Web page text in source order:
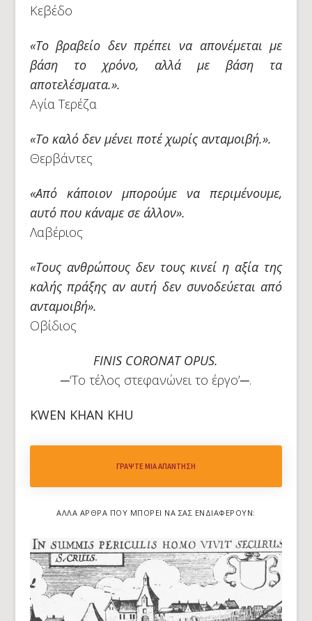
Κεβέδο
«Το βραβείο δεν πρέπει να απονέμεται με
βάση το χρόνο, αλλά με βάση τα
αποτελέσματα.».
Αγία Τερέζα
«Το καλό δεν μένει ποτέ χωρίς ανταμοιβή.».
Θερβάντες
«Από κάποιον μπορούμε να περιμένουμε,
αυτό που κάναμε σε άλλον».
Λαβέριος
«Τους ανθρώπους δεν τους κινεί η αξία της
καλής πράξης αν αυτή δεν συνοδεύεται από
ανταμοιβή».
Οβίδιος
FINIS CORONAT OPUS.
─‘Το τέλος στεφανώνει το έργο’─.
KWEN KHAN KHU
ΓΡΆΨΤΕ ΜΙΑ ΑΠΆΝΤΗΣΗ
ΆΛΛΑ ΆΡΘΡΑ ΠΟΥ ΜΠΟΡΕΊ ΝΑ ΣΑΣ ΕΝΔΙΑΦΈΡΟΥΝ: